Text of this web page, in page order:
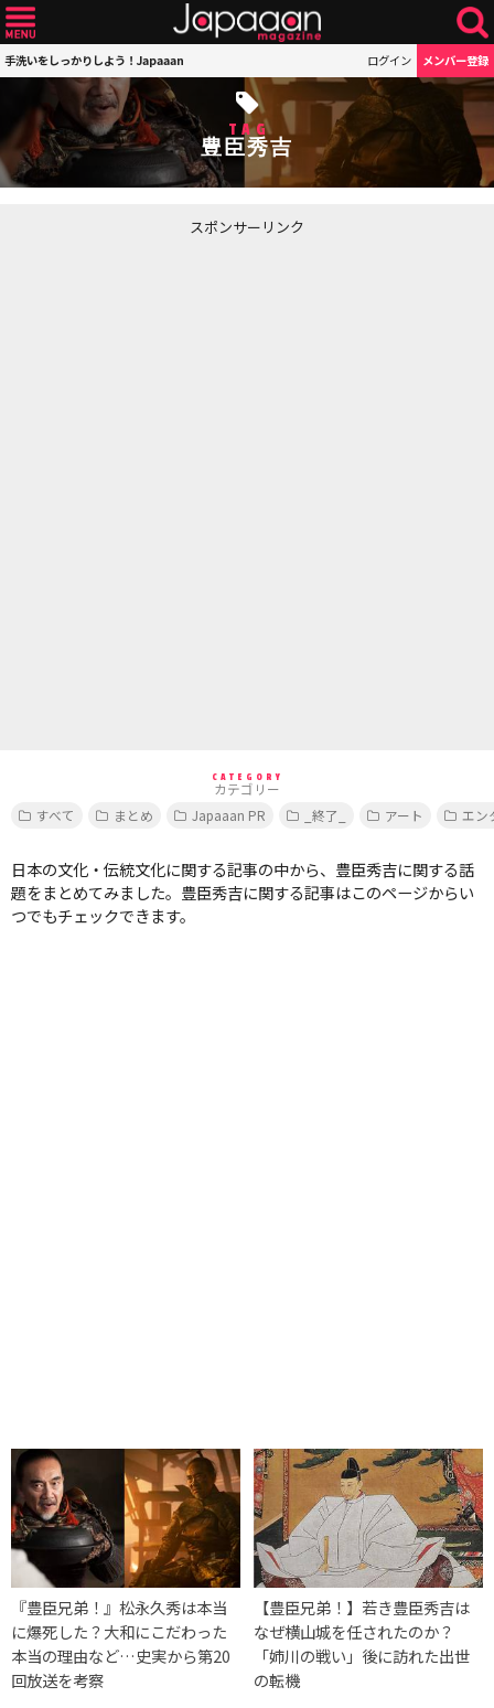
手洗いをしっかりしよう！Japaaan ログイン メンバー登録
TAG
豊臣秀吉
スポンサーリンク
CATEGORY
カテゴリー
すべて
まとめ Japaaan PR _終了_ アート エン
日本の文化・伝統文化に関する記事の中から、豊臣秀吉に関する話
題をまとめてみました。豊臣秀吉に関する記事はこのページからい
つでもチェックできます。
『豊臣兄弟！』松永久秀は本当
に爆死した？大和にこだわった
本当の理由など…史実から第20
回放送を考察
【豊臣兄弟！】若き豊臣秀吉は
なぜ横山城を任されたのか？
「姉川の戦い」後に訪れた出世
の転機